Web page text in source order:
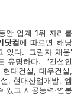
안 업계 1위 자리를
닷컴에 따르면 해당
있다. '그림자 채용'
유명하다. ‘건설인
현대건설, 대우건설,
, 현대산업개발, 엠
있고 시공능력·연봉